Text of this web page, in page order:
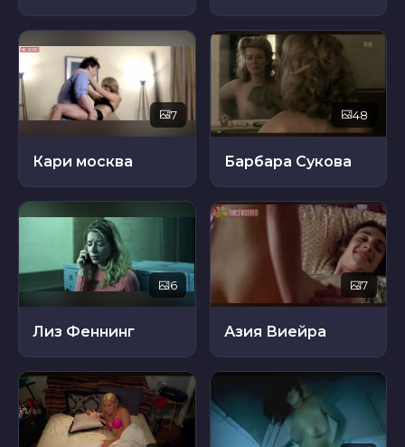
7
Кари москва
48
Барбара Сукова
6
Лиз Феннинг
7
Азия Виейра